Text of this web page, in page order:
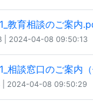
教育相談のご案内
| 2024-04-08 09:50:13
相談窓口のご案内
| 2024-04-08 09:50:29